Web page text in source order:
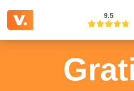
9.5